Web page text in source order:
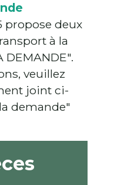
propose deux
à la
DEMANDE".
veuillez
joint ci-
demande"